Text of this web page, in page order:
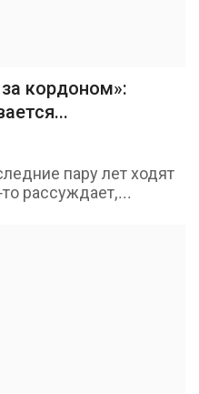
кордоном»:
пару лет ходят
рассуждает,...